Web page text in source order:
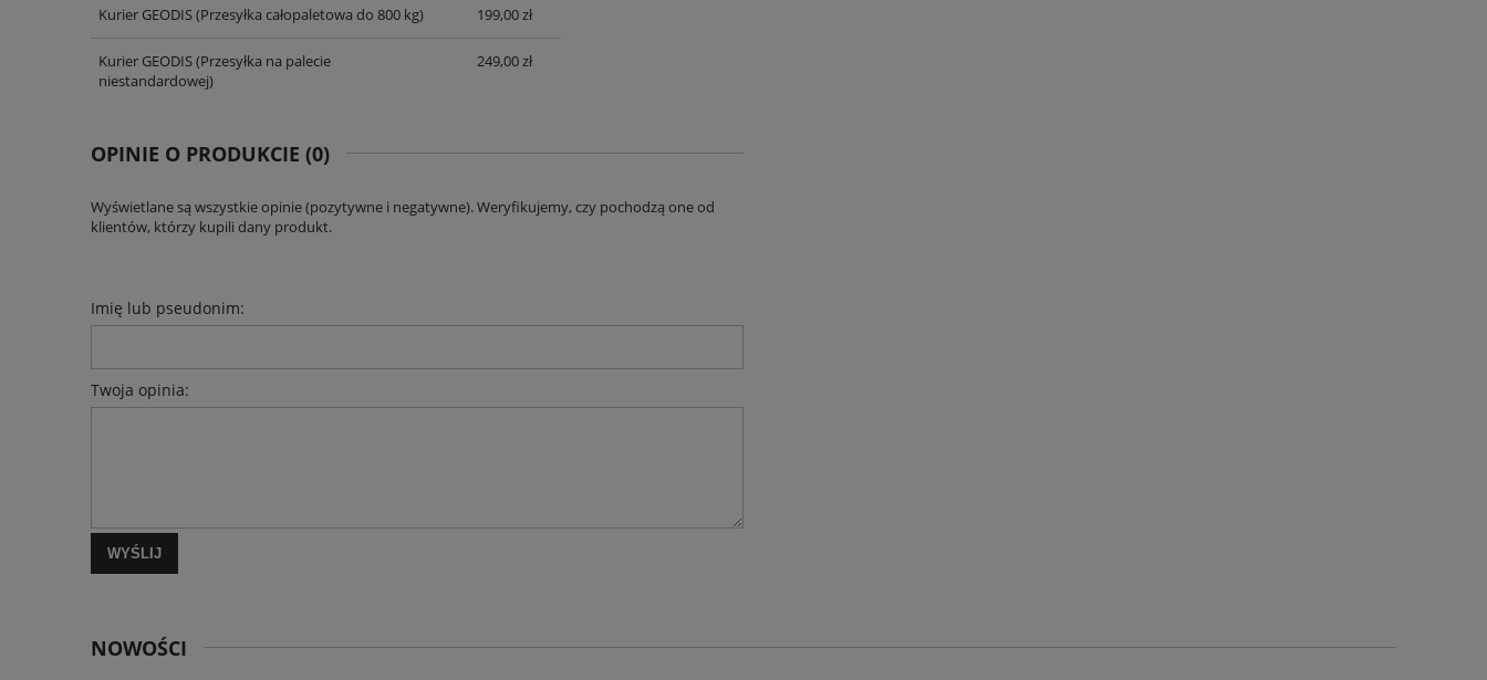
Kurier GEODIS(Przesyłka całopaletowa do 800 kg) 199,00 zł
Kurier GEODIS(Przesyłka na palecie
niestandardowej)
249,00 zł
OPINIE O PRODUKCIE (0)
Wyświetlane są wszystkie opinie (pozytywne i negatywne). Weryfikujemy, czy pochodzą one od
klientów, którzy kupili dany produkt.
Imię lub pseudonim:
Twoja opinia:
WYŚLIJ
NOWOŚCI